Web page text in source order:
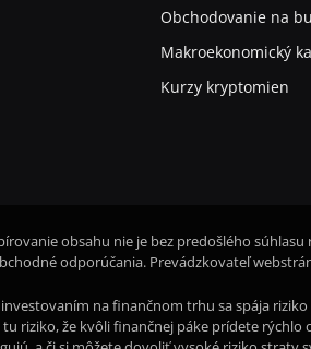
Obchodovanie na
Makroekonomický
Kurzy kryptomien
obsahu nie je bez predošlého
odporúčania. Prevádzkovateľ
na finančnom trhu sa spája
riziko, že kvôli finančnej páke prídete